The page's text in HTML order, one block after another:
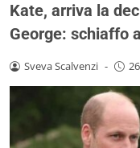
Kate, arriva la
George: schiaffo
Sveva Scalvenzi -